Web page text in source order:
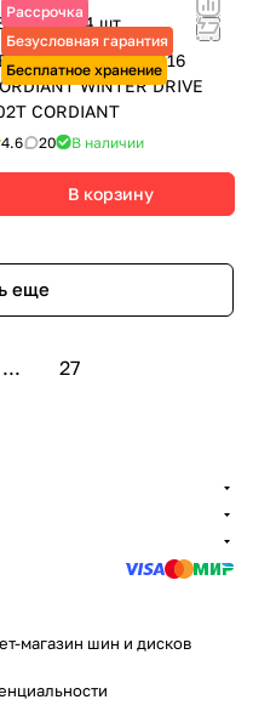
Рассрочка
Безусловная гарантия
Бесплатное хранение
160 ₽ за 4 шт.
215/65 R16
WINTER DRIVE
CORDIANT
4.6 20 В наличии
В корзину
еще
... 27
магазин шин и дисков